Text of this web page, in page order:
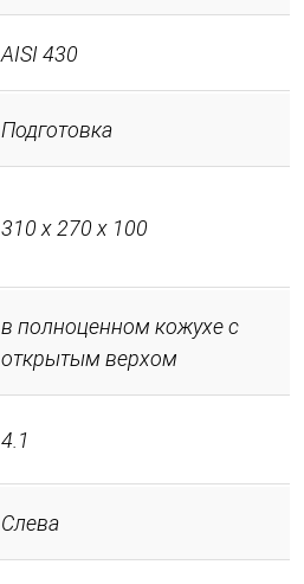
AISI 430
Подготовка
310 х 270 х 100
в полноценном кожухе с
открытым верхом
4.1
Слева